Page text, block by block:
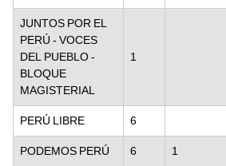
JUNTOS POR EL
PERÚ - VOCES
DEL PUEBLO -
BLOQUE
MAGISTERIAL
1
PERÚ LIBRE 6
PODEMOS PERÚ 6 1